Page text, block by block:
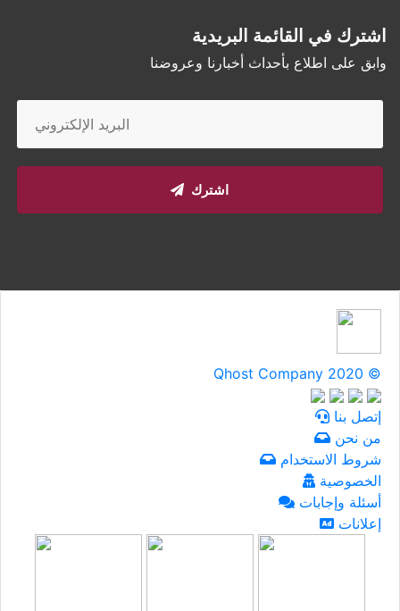
اشترك في القائمة البريدية
وابق على اطلاع بأحداث أخبارنا وعروضنا
اشترك
Qhost Company 2020 ©
إتصل بنا
من نحن
شروط الاستخدام
الخصوصية
أسئلة وإجابات
إعلانات